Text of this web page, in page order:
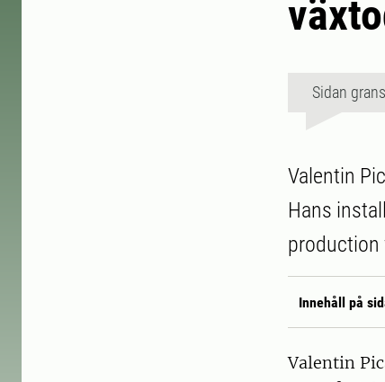
Sidan
Valentin
Hans
production
Innehåll på
Valentin